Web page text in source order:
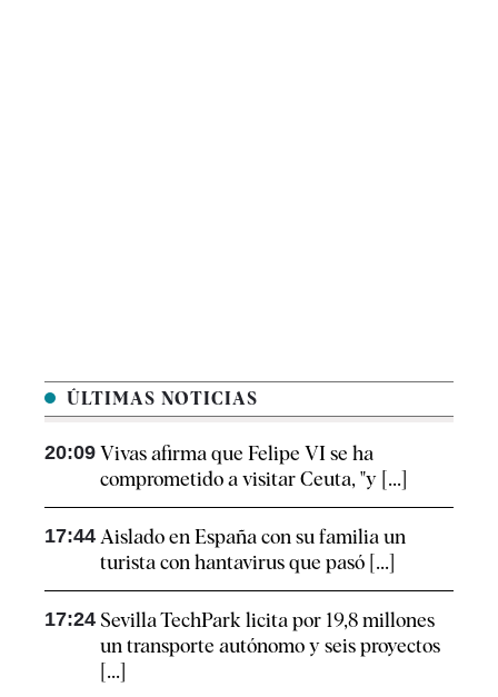
ÚLTIMAS NOTICIAS
20:09 Vivas afirma que Felipe VI se ha
comprometido a visitar Ceuta, "y [...]
17:44 Aislado en España con su familia un
turista con hantavirus que pasó [...]
17:24 Sevilla TechPark licita por 19,8 millones
un transporte autónomo y seis proyectos
[...]